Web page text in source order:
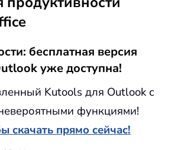
бесплатная версия
уже доступна!
Kutools для Outlook с
функциями!
скачать прямо сейчас!